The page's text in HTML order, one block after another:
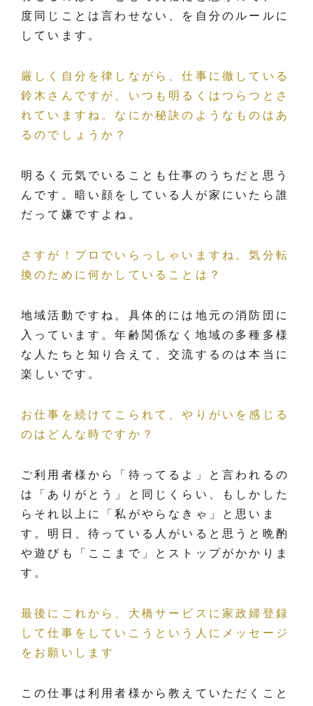
度同じことは言わせない、を自分のルールに
しています。
厳しく自分を律しながら、仕事に徹している
鈴木さんですが、いつも明るくはつらつとさ
れていますね。なにか秘訣のようなものはあ
るのでしょうか？
明るく元気でいることも仕事のうちだと思う
んです。暗い顔をしている人が家にいたら誰
だって嫌ですよね。
さすが！プロでいらっしゃいますね。気分転
換のために何かしていることは？
地域活動ですね。具体的には地元の消防団に
入っています。年齢関係なく地域の多種多様
な人たちと知り合えて、交流するのは本当に
楽しいです。
お仕事を続けてこられて、やりがいを感じる
のはどんな時ですか？
ご利用者様から「待ってるよ」と言われるの
は「ありがとう」と同じくらい、もしかした
らそれ以上に「私がやらなきゃ」と思いま
す。明日、待っている人がいると思うと晩酌
や遊びも「ここまで」とストップがかかりま
す。
最後にこれから、大橋サービスに家政婦登録
して仕事をしていこうという人にメッセージ
をお願いします
この仕事は利用者様から教えていただくこと